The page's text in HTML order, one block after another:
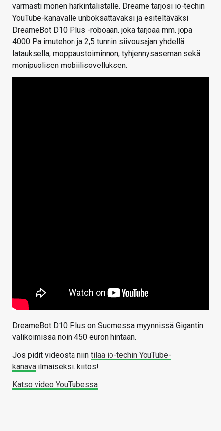
varmasti monen harkintalistalle. Dreame tarjosi io-techin
YouTube-kanavalle unboksattavaksi ja esiteltäväksi
DreameBot D10 Plus -roboaan, joka tarjoaa mm. jopa
4000 Pa imutehon ja 2,5 tunnin siivousajan yhdellä
latauksella, moppaustoiminnon, tyhjennysaseman sekä
monipuolisen mobiilisovelluksen.
DreameBot D10 Plus on Suomessa myynnissä Gigantin
valikoimissa noin 450 euron hintaan.
Jos pidit videosta niin tilaa io-techin YouTube-
kanava ilmaiseksi, kiitos!
Katso video YouTubessa